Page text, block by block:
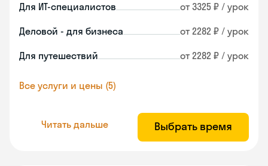
Для ИТ-специалистов от 3325 ₽ / урок
Деловой - для бизнеса от 2282 ₽ / урок
Для путешествий от 2282 ₽ / урок
Все услуги и цены (5)
Читать дальше Выбрать время